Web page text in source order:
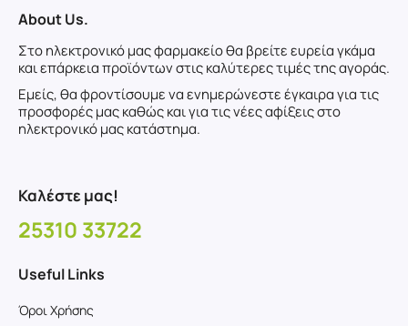
About Us.
Στο ηλεκτρονικό μας φαρμακείο θα βρείτε ευρεία γκάμα
και επάρκεια προϊόντων στις καλύτερες τιμές της αγοράς.
Εμείς, θα φροντίσουμε να ενημερώνεστε έγκαιρα για τις
προσφορές μας καθώς και για τις νέες αφίξεις στο
ηλεκτρονικό μας κατάστημα.
Καλέστε μας!
25310 33722
Useful Links
Όροι Χρήσης